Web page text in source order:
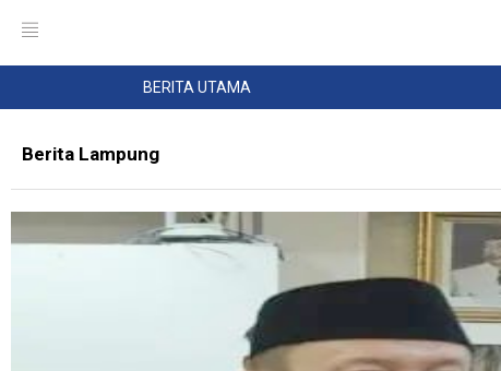
BERITA UTAMA
Berita Lampung